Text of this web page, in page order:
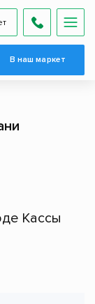
В наш маркет
Кассы